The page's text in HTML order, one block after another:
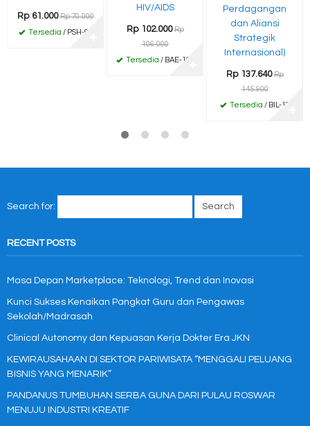
Rp 61.000 Rp 70.000
Tersedia / PSH-90
HIV/AIDS
Rp 102.000 Rp
106.000
Tersedia / BAE-102
Perdagangan
dan Aliansi
Strategik
Internasional)
Rp 137.640 Rp
145.900
Tersedia / BIL-12
Search for:
RECENT POSTS
Masa Depan Marketplace: Teknologi, Trend dan Inovasi
Kunci Sukses Kenaikan Pangkat Guru dan Pengawas
Sekolah/Madrasah
Clinical Autonomy dan Kepuasan Kerja Dokter Era JKN
KEWIRAUSAHAAN DI SEKTOR PARIWISATA “MENGGALI PELUANG
BISNIS YANG MENARIK”
PANDANUS TUMBUHAN SERBA GUNA DARI PULAU ROSWAR
MENUJU INDUSTRI KREATIF